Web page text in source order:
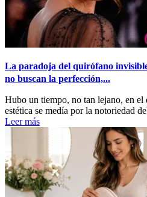
La paradoja del quirófano
no buscan la perfección,...
Hubo un tiempo, no tan lejano, en el
estética se medía por la notoriedad
Leer más